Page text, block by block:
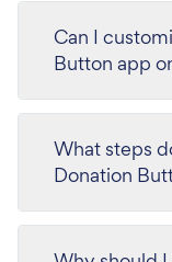
Can I
Button app
What steps
Donation